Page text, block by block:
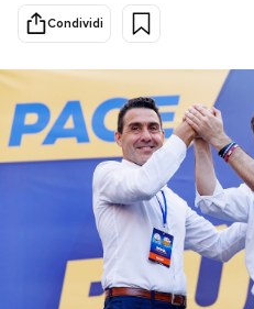
Scienza
Economia
Sport
PODCAST
NEWSLETTER
Condividi